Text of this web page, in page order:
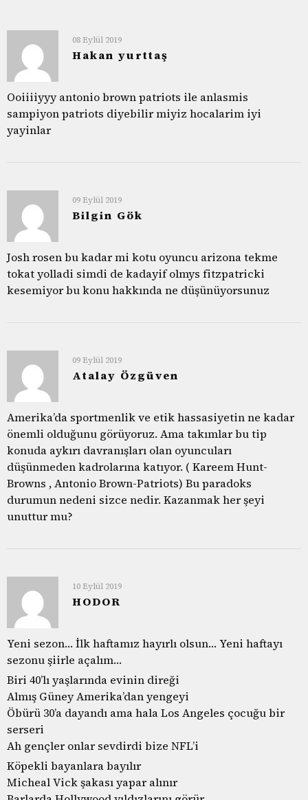
08 Eylül 2019
Hakan yurttaş
Ooiiiiyyy antonio brown patriots ile anlasmis
sampiyon patriots diyebilir miyiz hocalarim iyi
yayinlar
09 Eylül 2019
Bilgin Gök
Josh rosen bu kadar mi kotu oyuncu arizona tekme
tokat yolladi simdi de kadayif olmys fitzpatricki
kesemiyor bu konu hakkında ne düşünüyorsunuz
09 Eylül 2019
Atalay Özgüven
Amerika’da sportmenlik ve etik hassasiyetin ne kadar
önemli olduğunu görüyoruz. Ama takımlar bu tip
konuda aykırı davranışları olan oyuncuları
düşünmeden kadrolarına katıyor. ( Kareem Hunt-
Browns , Antonio Brown-Patriots) Bu paradoks
durumun nedeni sizce nedir. Kazanmak her şeyi
unuttur mu?
10 Eylül 2019
HODOR
Yeni sezon… İlk haftamız hayırlı olsun… Yeni haftayı
sezonu şiirle açalım…
Biri 40’lı yaşlarında evinin direği
Almış Güney Amerika’dan yengeyi
Öbürü 30’a dayandı ama hala Los Angeles çocuğu bir
serseri
Ah gençler onlar sevdirdi bize NFL’i
Köpekli bayanlara bayılır
Micheal Vick şakası yapar alınır